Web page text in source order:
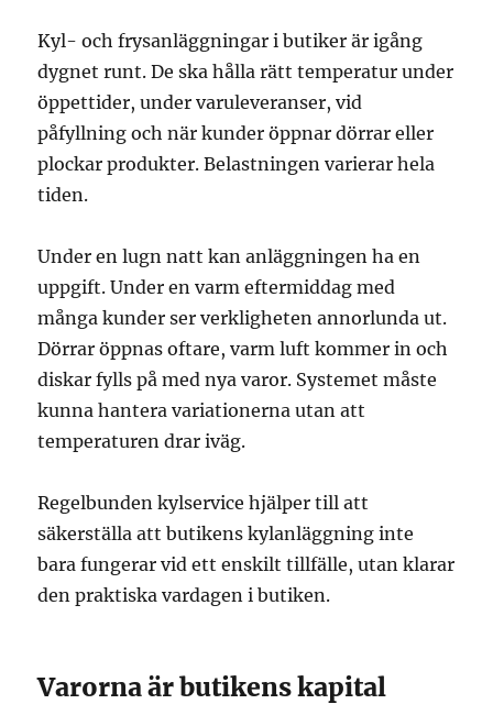
Kyl- och frysanläggningar i butiker är igång
dygnet runt. De ska hålla rätt temperatur under
öppettider, under varuleveranser, vid
påfyllning och när kunder öppnar dörrar eller
plockar produkter. Belastningen varierar hela
tiden.
Under en lugn natt kan anläggningen ha en
uppgift. Under en varm eftermiddag med
många kunder ser verkligheten annorlunda ut.
Dörrar öppnas oftare, varm luft kommer in och
diskar fylls på med nya varor. Systemet måste
kunna hantera variationerna utan att
temperaturen drar iväg.
Regelbunden kylservice hjälper till att
säkerställa att butikens kylanläggning inte
bara fungerar vid ett enskilt tillfälle, utan klarar
den praktiska vardagen i butiken.
Varorna är butikens kapital